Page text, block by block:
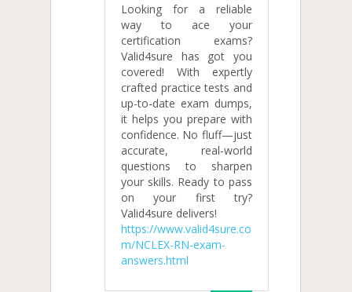
Looking for a reliable
way to ace your
certification exams?
Valid4sure has got you
covered! With expertly
crafted practice tests and
up-to-date exam dumps,
it helps you prepare with
confidence. No fluff—just
accurate, real-world
questions to sharpen
your skills. Ready to pass
on your first try?
Valid4sure delivers!
https://www.valid4sure.co
m/NCLEX-RN-exam-
answers.html